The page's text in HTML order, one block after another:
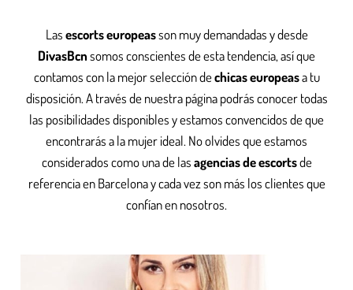
Lasescorts europeasson muy demandadas y desde
DivasBcnsomos conscientes de esta tendencia, así que
contamos con la mejor selección dechicas europeasa tu
disposición. A través de nuestra página podrás conocer todas
las posibilidades disponibles y estamos convencidos de que
encontrarás a la mujer ideal. No olvides que estamos
considerados como una de lasagencias de escortsde
referencia en Barcelona y cada vez son más los clientes que
confían en nosotros.